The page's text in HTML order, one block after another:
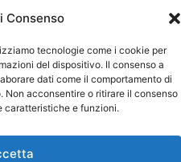
Consenso
tecnologie come i cookie per
del dispositivo. Il consenso a
dati come il comportamento di
Non acconsentire o ritirare il consenso
caratteristiche e funzioni.
i diritti riservati.